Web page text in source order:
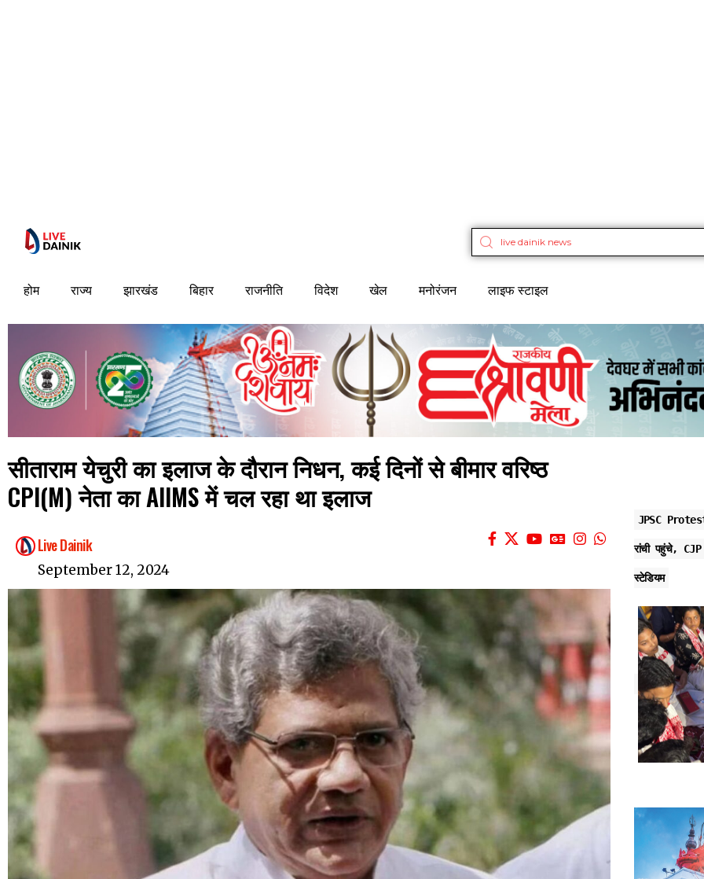
होम राज्य झारखंड बिहार राजनीति विदेश खेल मनोरंजन लाइफ स्टाइल
सीताराम येचुरी का इलाज के दौरान निधन, कई दिनों से बीमार वरिष्ठ
CPI(M) नेता का AIIMS में चल रहा था इलाज
Live Dainik
September 12, 2024
JPSC
रांची पहुंचे, CJP
स्टेडियम